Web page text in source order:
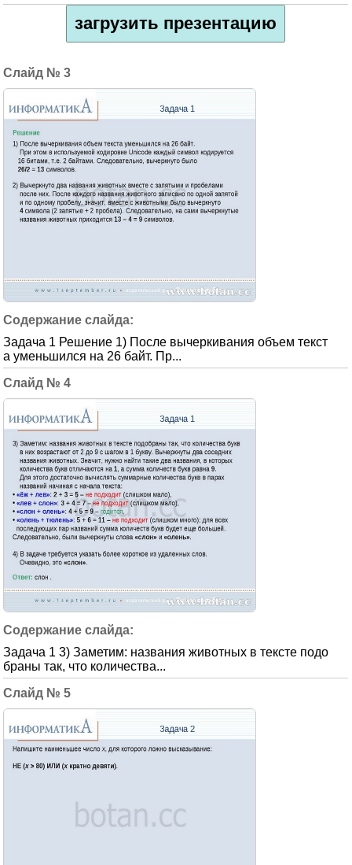
загрузить презентацию
3
Задача 1 Решение 1) После вычеркивания объем текст
а уменьшился на 26 байт. Пр...
4
Задача 1 3) Заметим: названия животных в тексте подо
браны так, что количества...
5